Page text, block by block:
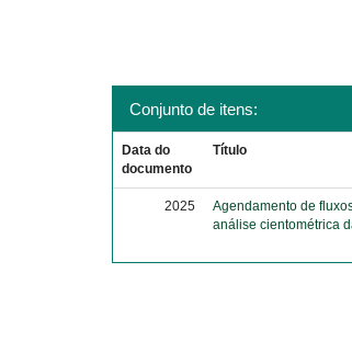
Conjunto de itens:
Data do
documento
Título
2025
Agendamento de
análise cientométrica